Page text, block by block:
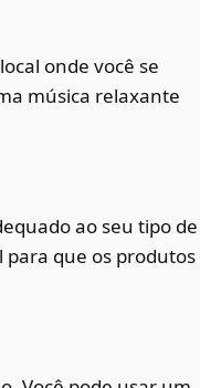
onde você se
música relaxante
ao seu tipo de
que os produtos